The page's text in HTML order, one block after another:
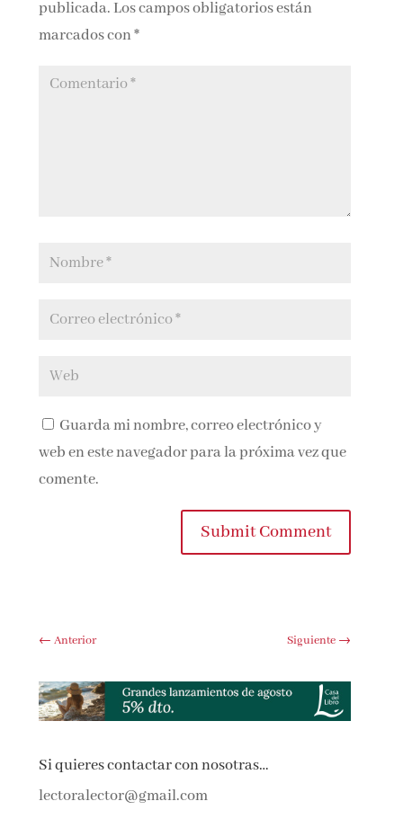
publicada. Los campos obligatorios están
marcados con*
Guarda mi nombre, correo electrónico y
web en este navegador para la próxima vez que
comente.
Submit Comment
←Anterior Siguiente→
Si quieres contactar con nosotras…
lectoralector@gmail.com